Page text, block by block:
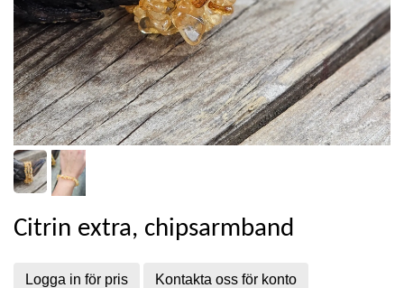
Citrin extra, chipsarmband
Logga in för pris Kontakta oss för konto